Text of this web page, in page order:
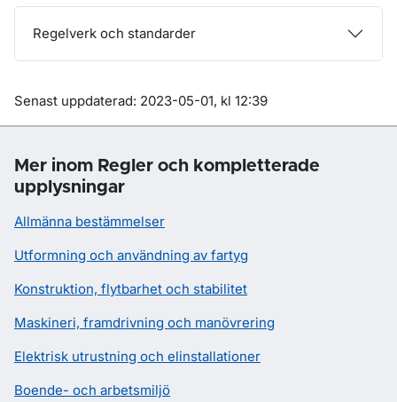
Regelverk och standarder
Om sidan
Senast uppdaterad: 2023-05-01, kl 12:39
Mer inom Regler och kompletterade
upplysningar
Allmänna bestämmelser
Utformning och användning av fartyg
Konstruktion, flytbarhet och stabilitet
Maskineri, framdrivning och manövrering
Elektrisk utrustning och elinstallationer
Boende- och arbetsmiljö